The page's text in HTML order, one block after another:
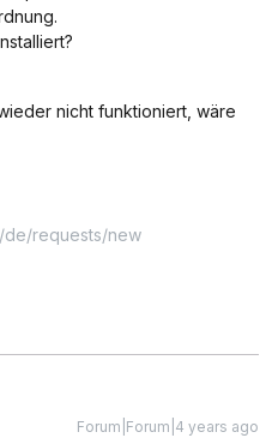
nicht funktioniert, wäre
de/requests/new
Forum|Forum|4 years ago